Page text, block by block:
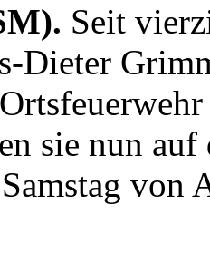
Seit
Dieter
sie nun auf
von